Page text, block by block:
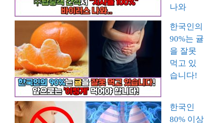
나와
한국인의
90%는 귤
을 잘못
먹고 있
습니다!
한국인
80% 이상